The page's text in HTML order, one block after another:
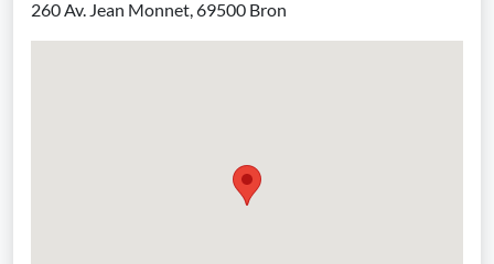
260 Av. Jean Monnet, 69500 Bron